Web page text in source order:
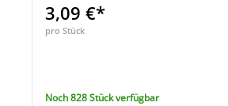
3,09 €*
pro Stück
Noch 828 Stück verfügbar